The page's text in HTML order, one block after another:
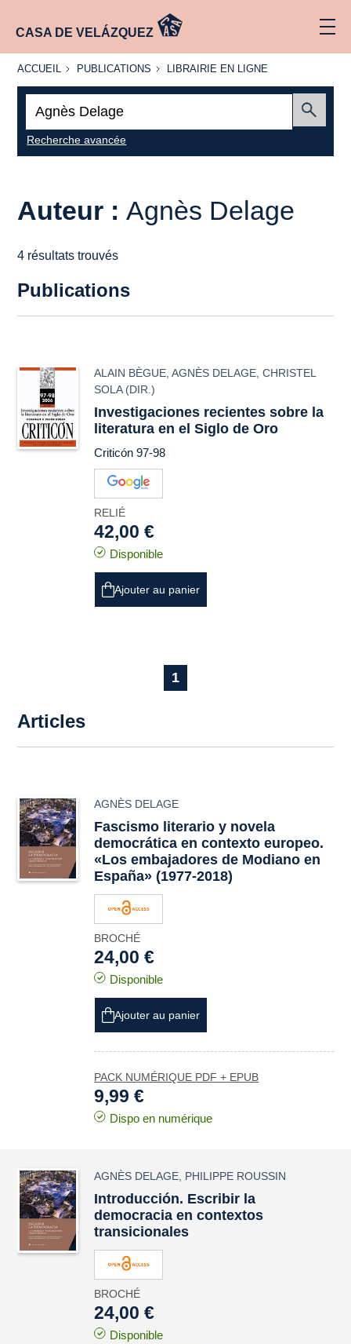
CASA DE VELÁZQUEZ
ACCUEIL
ACCUEIL PUBLICATIONS
PUBLICATIONS
LIBRAIRIE
LIBRAIRIE EN LIGNE
Recherche avancée
Auteur : Agnès Delage
4 résultats trouvés
Publications
ALAIN BÈGUE ,AGNÈS DELAGE ,CHRISTEL
SOLA(DIR.)
Investigaciones recientes sobre la
literatura en el Siglo de Oro
Criticón 97-98
RELIÉ
42,00 €
Disponible
Ajouter au panier
1
Articles
AGNÈS DELAGE
Fascismo literario y novela
democrática en contexto europeo.
«Los embajadores de Modiano en
España» (1977-2018)
BROCHÉ
24,00 €
Disponible
Ajouter au panier
PACK NUMÉRIQUE PDF + EPUB
9,99 €
Dispo en numérique
AGNÈS DELAGE PHILIPPE ROUSSIN
Introducción. Escribir la
democracia en contextos
transicionales
BROCHÉ
24,00 €
Disponible